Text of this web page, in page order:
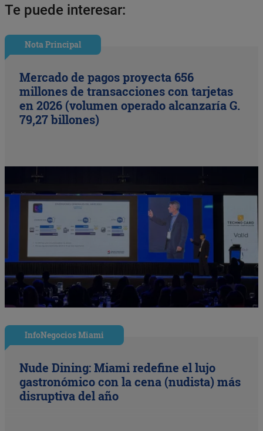
Te puede interesar:
Nota Principal
Mercado de pagos proyecta 656
millones de transacciones con tarjetas
en 2026 (volumen operado alcanzaría G.
79,27 billones)
InfoNegocios Miami
Nude Dining: Miami redefine el lujo
gastronómico con la cena (nudista) más
disruptiva del año